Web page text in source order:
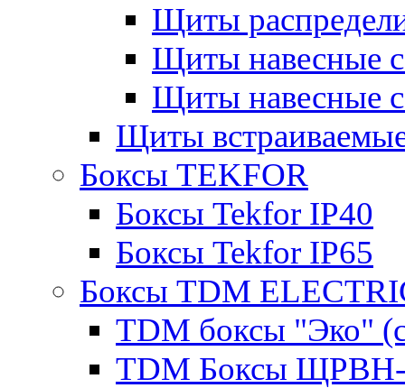
Щиты
Щиты навесные
Щиты навесные
Щиты
Боксы TEKFOR
Боксы Tekfor IP40
Боксы Tekfor IP65
Боксы TDM
TDM боксы "Эко"
TDM Боксы